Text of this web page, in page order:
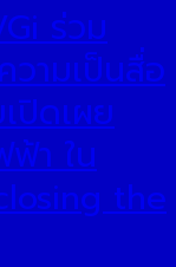
ร่วม
วามเป็นสื่อ
ปิดเผย
า ใน
the